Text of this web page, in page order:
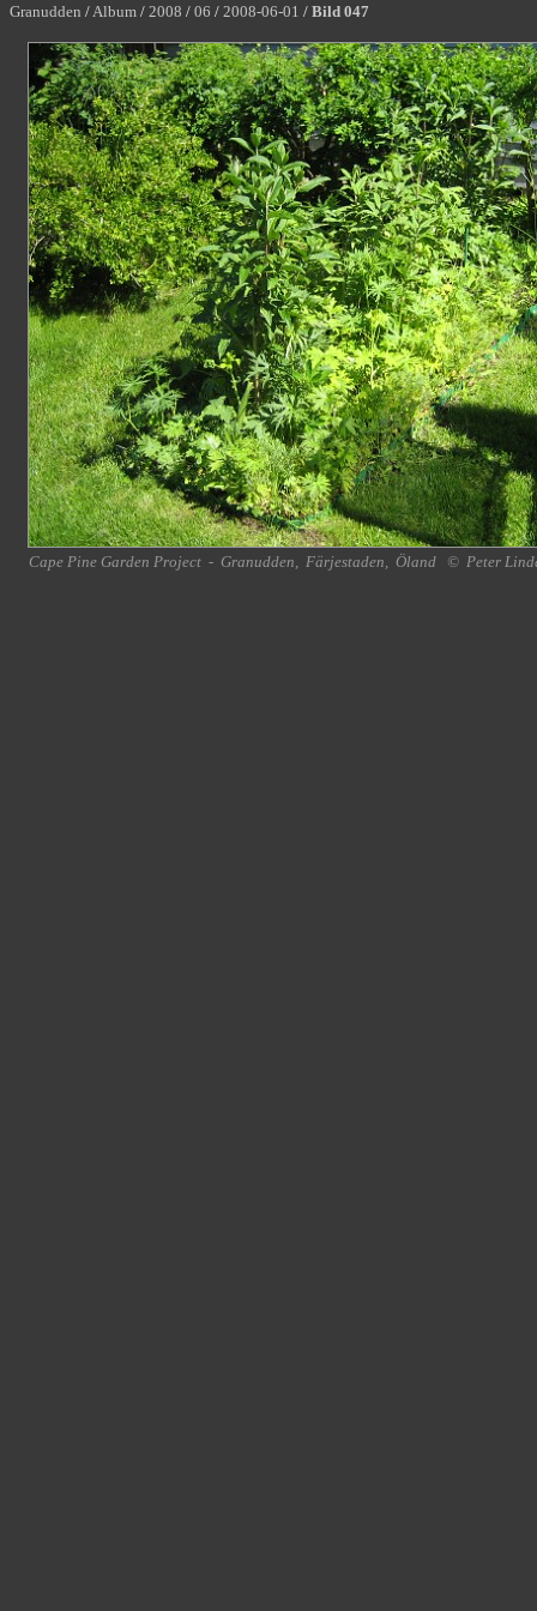
Granudden /Album / 2008 / 06 / 2008-06-01 / Bild 047
Cape Pine Garden Project - Granudden, Färjestaden, Öland © Peter